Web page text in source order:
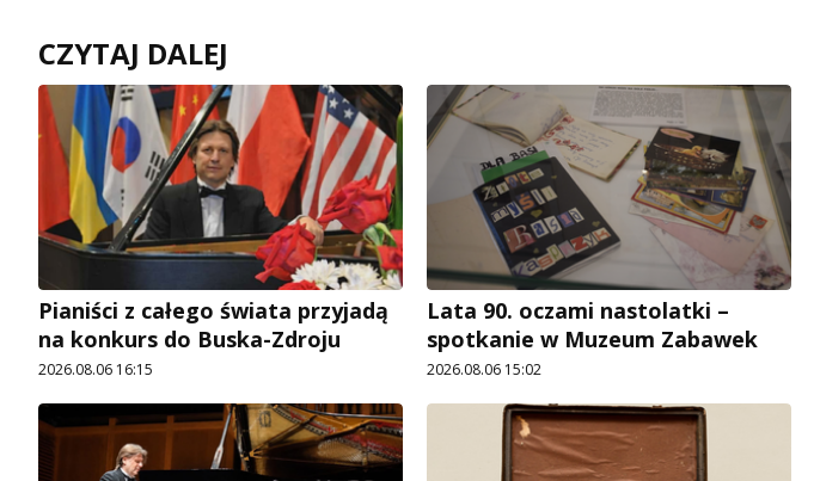
CZYTAJ DALEJ
Pianiści z całego świata przyjadą
na konkurs do Buska-Zdroju
2026.08.06 16:15
Lata 90. oczami nastolatki –
spotkanie w Muzeum Zabawek
2026.08.06 15:02